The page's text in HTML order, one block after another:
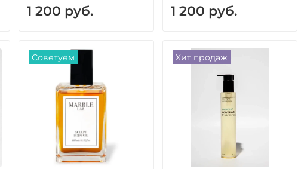
1 200 руб. 1 200 руб.
Советуем Хит продаж